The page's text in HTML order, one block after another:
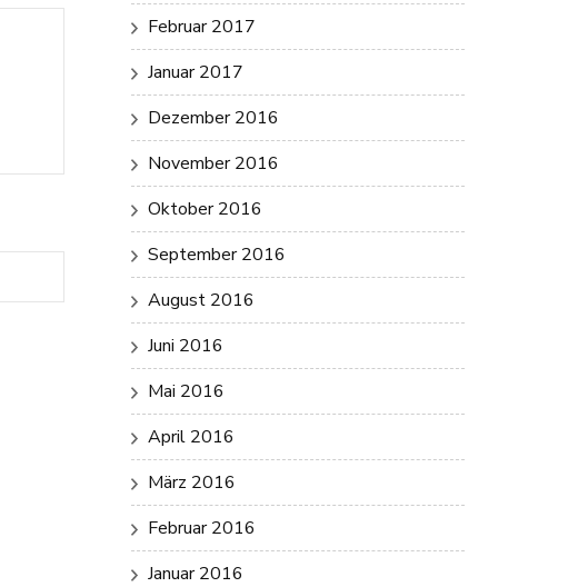
Februar 2017
Januar 2017
Dezember 2016
November 2016
Oktober 2016
September 2016
August 2016
Juni 2016
Mai 2016
April 2016
März 2016
Februar 2016
Januar 2016